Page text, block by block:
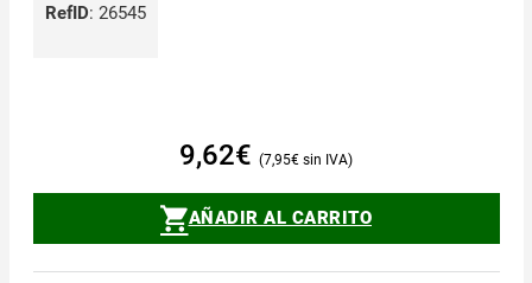
RefID: 26545
9,62€ 7,95€
AÑADIR AL CARRITO